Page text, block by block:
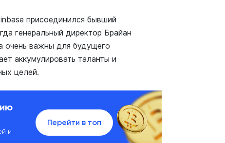
присоединился бывший
генеральный директор Брайан
очень важны для будущего
аккумулировать таланты и
целей.
и
Перейти в топ